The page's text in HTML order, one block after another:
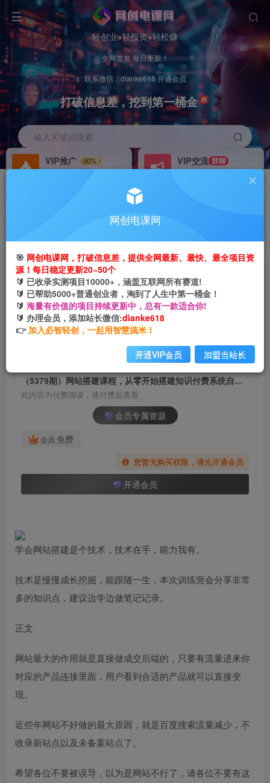
轻创业+轻投资+轻松赚
全网首发 每日更新！
联系微信：dianke618 开通会员
打破信息差，挖到第一桶金
输入关键词搜索
VIP推广
50%
VIP交流 群聊
研究探讨更多创业项目路子。
搭建同款网站，自己当老板
（5379期）网站搭建课程，从零开始搭建知识付
费系统自动成交站
网创电课网
2年前发布
1038 134
（5379期）网站搭建课程，从零开始搭建知识付费系统自动成交站
此内容为付费阅读，请付费后查看
会员专属资源
会员 免费
您暂无购买权限，请先开通会员
开通会员
学会网站搭建是个技术，技术在手，能力我有。
技术是慢慢成长挖掘，能跟随一生，本次训练营会分享非常
多的知识点，建议边学边做笔记记录。
正文
网站最大的作用就是直接做成交后端的，只要有流量进来你
对应的产品连接里面，用户看到合适的产品就可以直接变
现。
近些年网站不好做的最大原因，就是百度搜索流量减少，不
收录新站点以及未备案站点了。
希望各位不要被误导，以为是网站不行了，请各位不要有这
网创电课网
🎯 网创电课网，打破信息差，提供全网最新、最快、最全项目资
源！每日稳定更新20~50个
🔰 已收录实测项目10000+，涵盖互联网所有赛道!
🔰 已帮助5000+普通创业者，淘到了人生中第一桶金！
🔰 海量有价值的项目持续更新中，总有一款适合你!
🔰 办理会员，添加站长微信:dianke618
👉 加入必智轻创，一起用智慧搞米！
开通VIP会员 加盟当站长